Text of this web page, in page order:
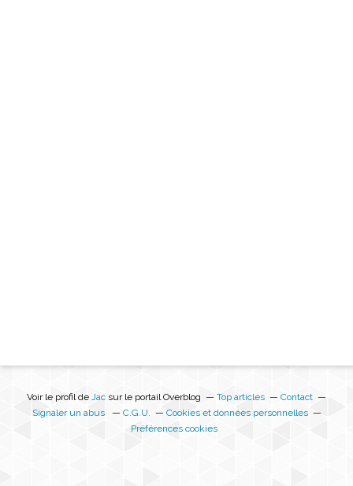
Voir le profil de Jac sur le portail Overblog Top articles
Contact
Signaler un abus
C.G.U.
Cookies et données personnelles
Préférences cookies